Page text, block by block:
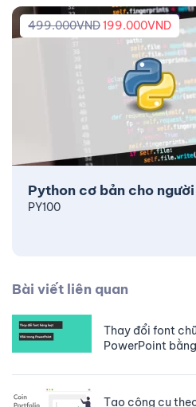
Python cơ bản cho
499.000VND199.000VND
PY100
Bài viết liên quan
Thay đổi font
PowerPoint
Tạo công cụ